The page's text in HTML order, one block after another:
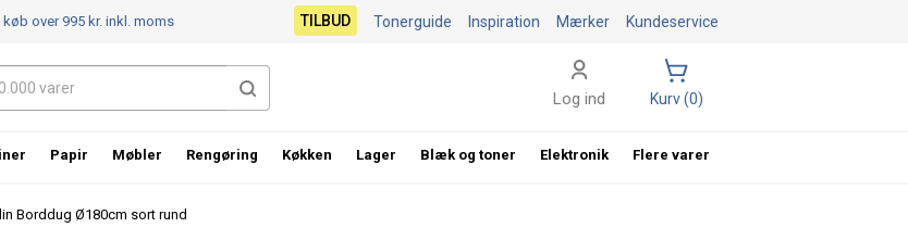
Borddug Ø180cm sort rund
over 995 kr.inkl. moms Kundeservice
Mærker
Inspiration
Tonerguide
TILBUD
Log ind Kurv (0)
Papir Møbler Rengøring Køkken Lager Blæk og toner Elektronik Flere varer